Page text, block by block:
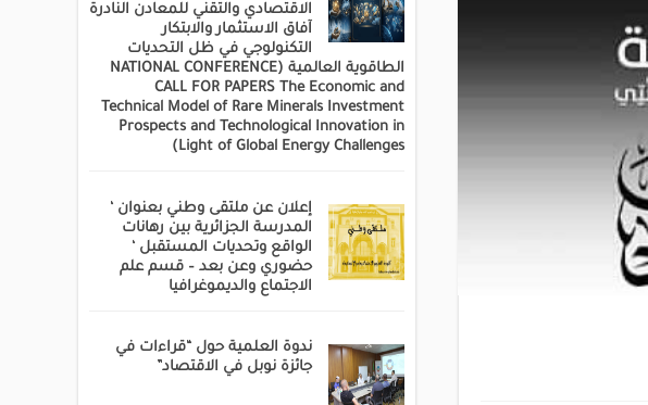
الاقتصادي والتقني للمعادن النادرة
آفاق الاستثمار والابتكار
التكنولوجي في ظل التحديات
الطاقوية العالمية (NATIONAL CONFERENCE
CALL FOR PAPERS The Economic and
Technical Model of Rare Minerals Investment
Prospects and Technological Innovation in
Light of Global Energy Challenges)
إعلان عن ملتقى وطني بعنوان ‘
المدرسة الجزائرية بين رهانات
الواقع وتحديات المستقبل ‘
حضوري وعن بعد – قسم علم
الاجتماع والديموغرافيا
ندوة العلمية حول “قراءات في
جائزة نوبل في الاقتصاد”